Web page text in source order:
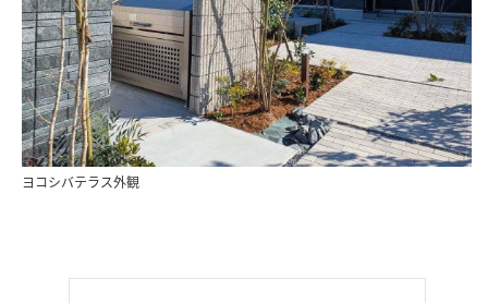
ヨコシバテラス外観